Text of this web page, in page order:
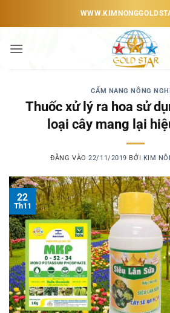
dung
CẨM NANG NÔNG
Thuốc xử lý ra hoa sử
loại cây mang lại
ĐĂNG VÀO22/11/2019 BỞI KIM
22
Th11